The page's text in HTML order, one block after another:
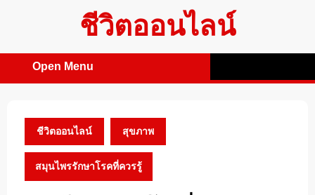
ชีวิตออนไลน์
Open Menu
ชีวิตออนไลน์ สุขภาพ
สมุนไพรรักษาโรคที่ควรรู้